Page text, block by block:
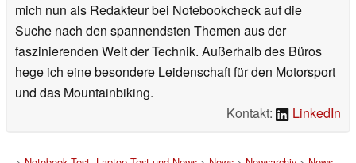
mich nun als Redakteur bei Notebookcheck auf die
Suche nach den spannendsten Themen aus der
faszinierenden Welt der Technik. Außerhalb des Büros
hege ich eine besondere Leidenschaft für den Motorsport
und das Mountainbiking.
Kontakt:
LinkedIn